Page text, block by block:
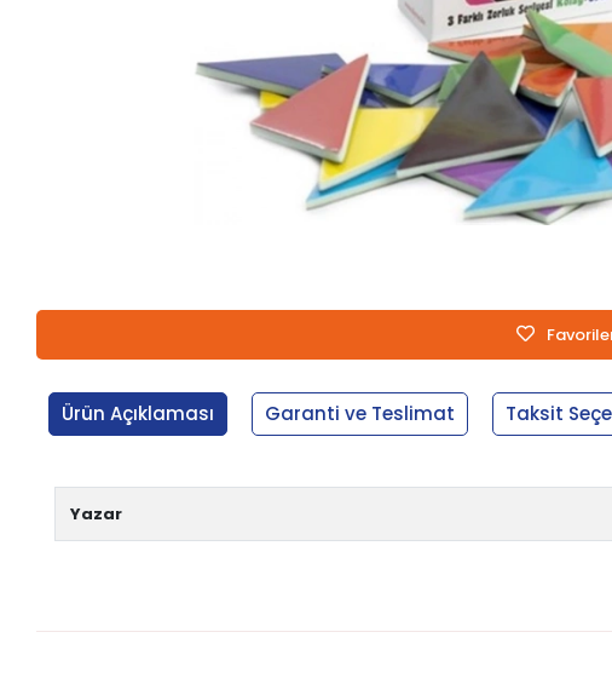
Ürün Açıklaması Garanti ve Teslimat Taksit
Yazar